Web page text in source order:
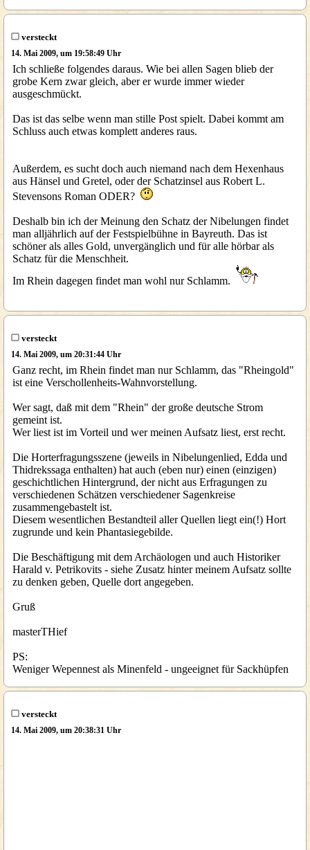
versteckt
14. Mai 2009, um 19:58:49 Uhr
Ich schließe folgendes daraus. Wie bei allen Sagen blieb der
grobe Kern zwar gleich, aber er wurde immer wieder
ausgeschmückt.
Das ist das selbe wenn man stille Post spielt. Dabei kommt am
Schluss auch etwas komplett anderes raus.
Außerdem, es sucht doch auch niemand nach dem Hexenhaus
aus Hänsel und Gretel, oder der Schatzinsel aus Robert L.
Stevensons Roman ODER?
Deshalb bin ich der Meinung den Schatz der Nibelungen findet
man alljährlich auf der Festspielbühne in Bayreuth. Das ist
schöner als alles Gold, unvergänglich und für alle hörbar als
Schatz für die Menschheit.
Im Rhein dagegen findet man wohl nur Schlamm.
versteckt
14. Mai 2009, um 20:31:44 Uhr
Ganz recht, im Rhein findet man nur Schlamm, das "Rheingold"
ist eine Verschollenheits-Wahnvorstellung.
Wer sagt, daß mit dem "Rhein" der große deutsche Strom
gemeint ist.
Wer liest ist im Vorteil und wer meinen Aufsatz liest, erst recht.
Die Horterfragungsszene (jeweils in Nibelungenlied, Edda und
Thidrekssaga enthalten) hat auch (eben nur) einen (einzigen)
geschichtlichen Hintergrund, der nicht aus Erfragungen zu
verschiedenen Schätzen verschiedener Sagenkreise
zusammengebastelt ist.
Diesem wesentlichen Bestandteil aller Quellen liegt ein(!) Hort
zugrunde und kein Phantasiegebilde.
Die Beschäftigung mit dem Archäologen und auch Historiker
Harald v. Petrikovits - siehe Zusatz hinter meinem Aufsatz sollte
zu denken geben, Quelle dort angegeben.
Gruß
masterTHief
PS:
Weniger Wepennest als Minenfeld - ungeeignet für Sackhüpfen
versteckt
14. Mai 2009, um 20:38:31 Uhr